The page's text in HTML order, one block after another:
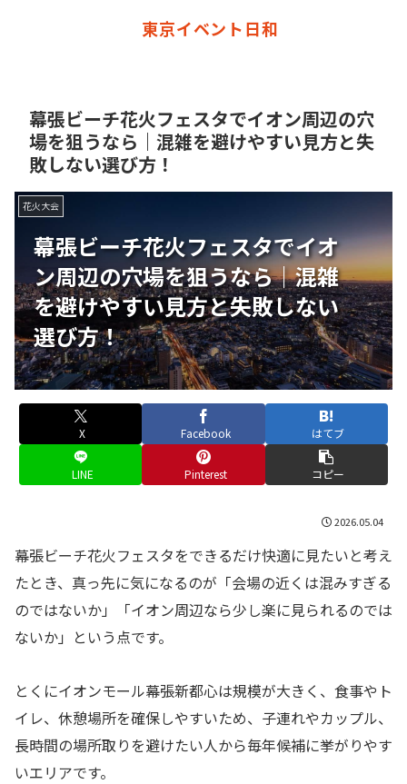
東京イベント日和
幕張ビーチ花火フェスタでイオン周辺の穴
場を狙うなら｜混雑を避けやすい見方と失
敗しない選び方！
幕張ビーチ花火フェスタでイオ
ン周辺の穴場を狙うなら｜混雑
を避けやすい見方と失敗しない
選び方！
花火大会
X Facebook はてブ
LINE Pinterest コピー
2026.05.04
幕張ビーチ花火フェスタをできるだけ快適に見たいと考え
たとき、真っ先に気になるのが「会場の近くは混みすぎる
のではないか」「イオン周辺なら少し楽に見られるのでは
ないか」という点です。
とくにイオンモール幕張新都心は規模が大きく、食事やト
イレ、休憩場所を確保しやすいため、子連れやカップル、
長時間の場所取りを避けたい人から毎年候補に挙がりやす
いエリアです。